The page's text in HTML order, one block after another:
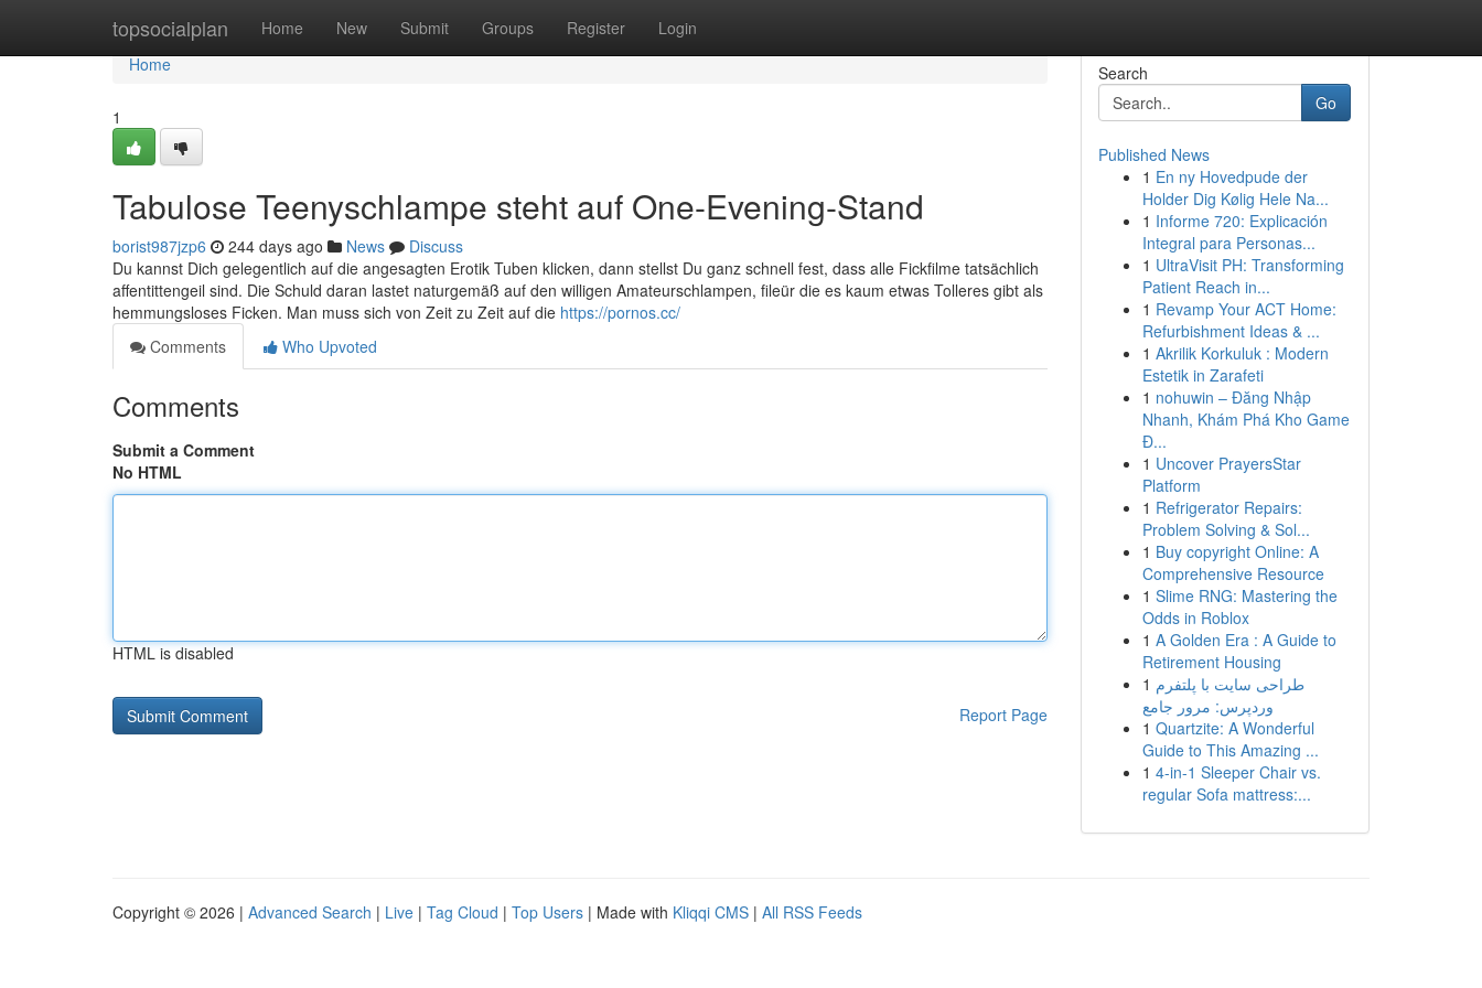
topsocialplan Home New Submit Groups Register Login
Home
Home
1
Tabulose Teenyschlampe steht auf One-Evening-Stand
borist987jzp6 244 days ago News
Discuss
Du kannst Dich gelegentlich auf die angesagten Erotik Tuben klicken, dann stellst Du ganz schnell fest, dass alle Fickfilme tatsächlich
affentittengeil sind. Die Schuld daran lastet naturgemäß auf den willigen Amateurschlampen, fileür die es kaum etwas Tolleres gibt als
hemmungsloses Ficken. Man muss sich von Zeit zu Zeit auf die https://pornos.cc/
Comments
Who Upvoted
Comments
Submit a Comment
No HTML
HTML is disabled
Report Page
Search
Go
Published News
1 En ny Hovedpude der
Holder Dig Kølig Hele Na...
1 Informe 720: Explicación
Integral para Personas...
1 UltraVisit PH: Transforming
Patient Reach in...
1 Revamp Your ACT Home:
Refurbishment Ideas & ...
1 Akrilik Korkuluk : Modern
Estetik in Zarafeti
1 nohuwin – Đăng Nhập
Nhanh, Khám Phá Kho Game
Đ...
1 Uncover PrayersStar
Platform
1 Refrigerator Repairs:
Problem Solving & Sol...
1 Buy copyright Online: A
Comprehensive Resource
1 Slime RNG: Mastering the
Odds in Roblox
1 A Golden Era : A Guide to
Retirement Housing
1 طراحی سایت با پلتفرم
وردپرس: مرور جامع
1 Quartzite: A Wonderful
Guide to This Amazing ...
1 4-in-1 Sleeper Chair vs.
regular Sofa mattress:...
Copyright © 2026 | Advanced Search | Live | Tag Cloud | Top Users | Made with Kliqqi CMS | All RSS Feeds